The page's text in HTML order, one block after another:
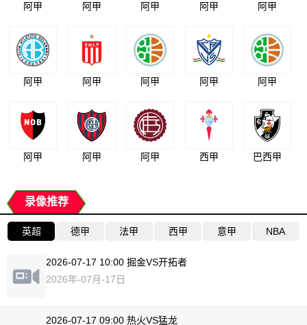
阿甲 阿甲 阿甲 阿甲 阿甲
阿甲 阿甲 阿甲 阿甲 阿甲
阿甲 阿甲 阿甲 西甲 巴西甲
录像推荐
英超 德甲 法甲 西甲 意甲 NBA
2026-07-17 10:00 掘金VS开拓者
2026年-07月-17日
2026-07-17 09:00 热火VS猛龙